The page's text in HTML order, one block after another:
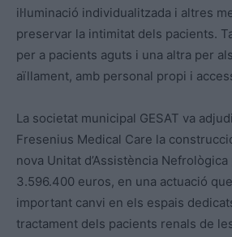
il·luminació individualitzada i altres
preservar la intimitat dels pacients.
per a pacients aguts i una altra per
aïllament, amb personal propi i
La societat municipal GESAT va
Fresenius Medical Care la
nova Unitat d’Assistència
3.596.400 euros, en una actuació
important canvi en els espais
tractament dels pacients renals de